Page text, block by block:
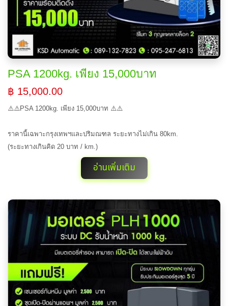
PSA 1200kg. เพียง 15,000บาท
฿ 15,000.00
⚠️⚠️PSA 1200kg. เพียง 15,000บาท ⚠️⚠️
ราคานี้เฉพาะกรุงเทพฯและปริมณฑล ระยะทางไม่เกิน 80km.
(ระยะทางเกินคิด 20 บาท / km.)
อ่านเพิ่มเติม